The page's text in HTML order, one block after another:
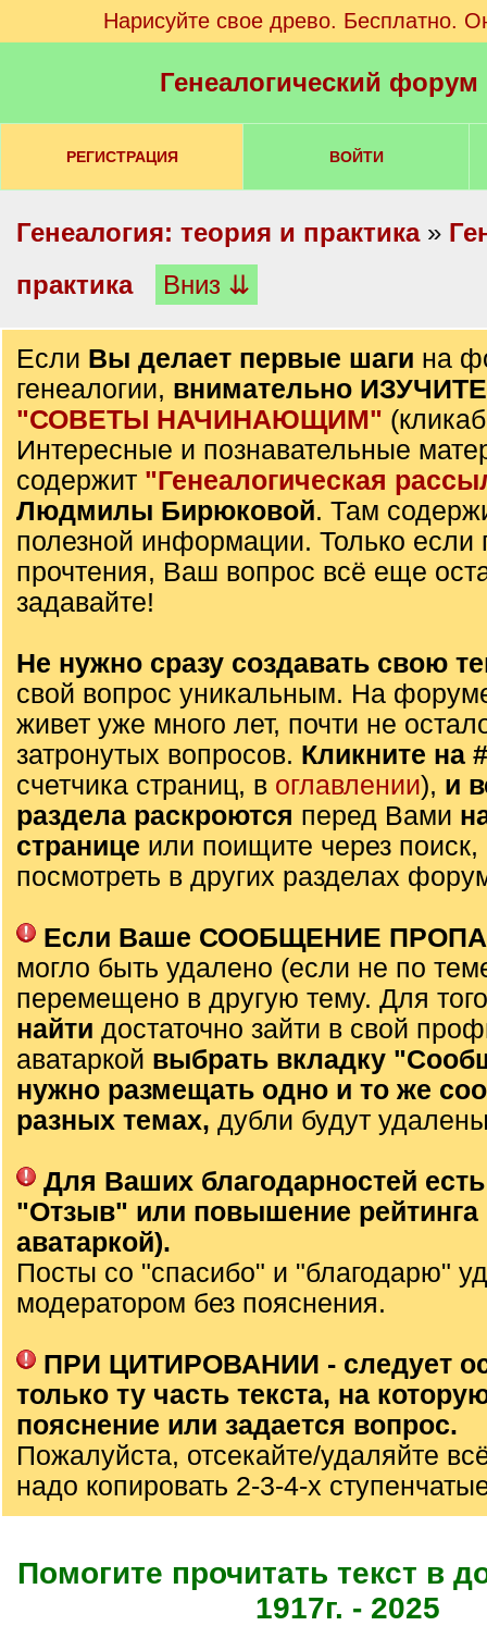
Нарисуйте свое древо. Бесплатно.
Генеалогический
РЕГИСТРАЦИЯ ВОЙТИ
Генеалогия: теория и практика»
практика
Вниз ⇊
Если Вы делает первые шаги на
генеалогии, внимательно
"СОВЕТЫ НАЧИНАЮЩИМ"
Интересные и познавательные
содержит "Генеалогическая
Людмилы Бирюковой. Там
полезной информации. Только если
прочтения, Ваш вопрос всё еще
задавайте!
Не нужно сразу создавать свою
свой вопрос уникальным. На
живет уже много лет, почти не
затронутых вопросов. Кликните на
счетчика страниц, в оглавлении), и
раздела раскроются перед Вами
странице или поищите через
посмотреть в других разделах
Если Ваше СООБЩЕНИЕ
могло быть удалено (если не по
перемещено в другую тему. Для
найти достаточно зайти в свой
аватаркой выбрать вкладку
нужно размещать одно и то же
разных темах, дубли будут
Для Ваших благодарностей
"Отзыв" или повышение рейтинга
аватаркой).
Посты со "спасибо" и "благодарю"
модератором без пояснения.
ПРИ ЦИТИРОВАНИИ - следует
только ту часть текста, на
пояснение или задается вопрос.
Пожалуйста, отсекайте/удаляйте
надо копировать 2-3-4-х
Помогите прочитать текст в
1917г. - 2025